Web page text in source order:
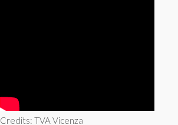
Credits: TVA Vicenza